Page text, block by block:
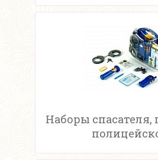
Наборы спасателя,